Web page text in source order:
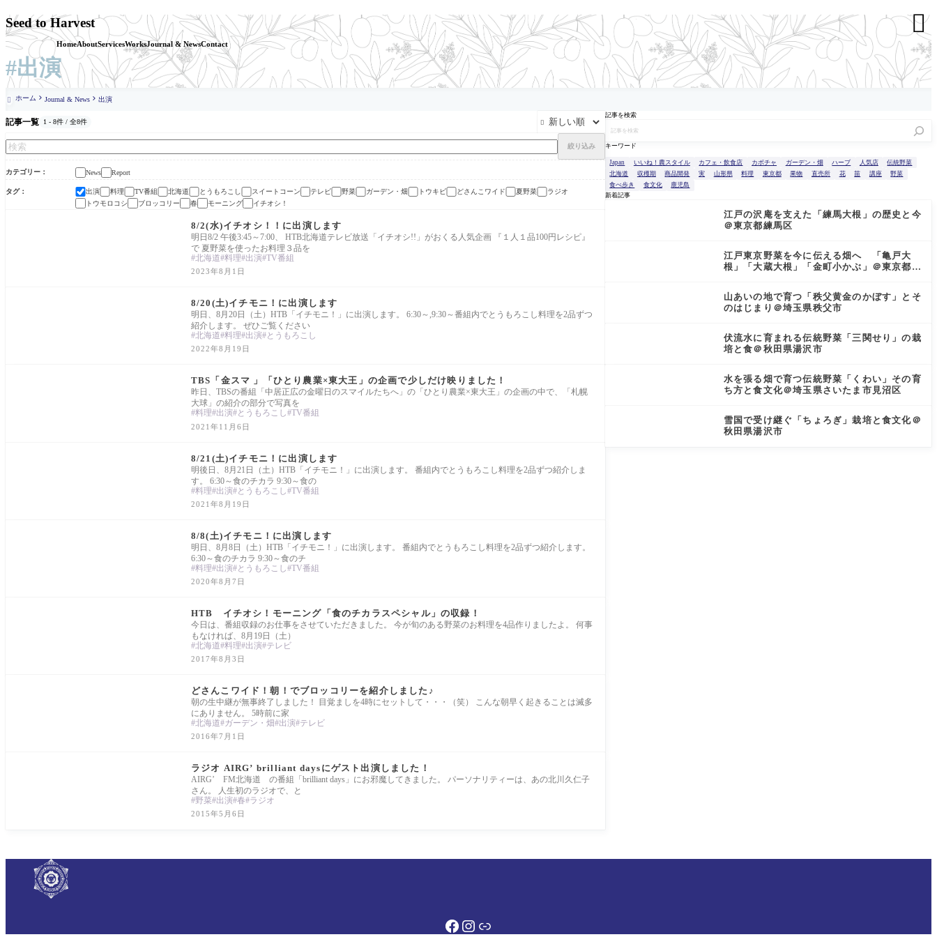
#出演
Seed to Harvest
HomeAboutServicesWorksJournal & NewsContact

 ホーム Journal & News 出演
記事一覧 1 - 8件 / 全8件 
絞り込み
カテゴリー News Report
タグ 出演 料理 TV番組 北海道 とうもろこし スイートコーン テレビ 野菜 ガーデン・畑 トウキビ どさんこワイド 夏野菜
ラジオ
トウモロコシ
ブロッコリー 春 モーニング イチオシ！
News
8/2(水)イチオシ！！に出演します
明日8/2 午後3:45～7:00、 HTB北海道テレビ放送「イチオシ!!」がおくる人気企画 『１人１品100円レシピ』
で 夏野菜を使ったお料理３品を
北海道 料理 出演 TV番組
2023年8月1日
8/20(土)イチモニ！に出演します
明日、8月20日（土）HTB「イチモニ！」に出演します。 6:30～,9:30～番組内でとうもろこし料理を2品ずつ
紹介します。 ぜひご覧ください
北海道 料理 出演 とうもろこし
2022年8月19日
TBS「金スマ 」「ひとり農業×東大王」の企画で少しだけ映りました！
昨日、TBSの番組「中居正広の金曜日のスマイルたちへ」の「ひとり農業×東大王」の企画の中で、「札幌
大球」の紹介の部分で写真を
料理 出演 とうもろこし TV番組
2021年11月6日
8/21(土)イチモニ！に出演します
明後日、8月21日（土）HTB「イチモニ！」に出演します。 番組内でとうもろこし料理を2品ずつ紹介しま
す。 6:30～食のチカラ 9:30～食の
料理 出演 とうもろこし TV番組
2021年8月19日
8/8(土)イチモニ！に出演します
明日、8月8日（土）HTB「イチモニ！」に出演します。 番組内でとうもろこし料理を2品ずつ紹介します。
6:30～食のチカラ 9:30～食のチ
料理 出演 とうもろこし TV番組
2020年8月7日
HTB イチオシ！モーニング「食のチカラスペシャル」の収録！
今日は、番組収録のお仕事をさせていただきました。 今が旬のある野菜のお料理を4品作りましたよ。 何事
もなければ、8月19日（土）
北海道 料理 出演 テレビ
2017年8月3日
どさんこワイド！朝！でブロッコリーを紹介しました♪
朝の生中継が無事終了しました！ 目覚ましを4時にセットして・・・（笑） こんな朝早く起きることは滅多
にありません。 5時前に家
北海道 ガーデン・畑 出演 テレビ
2016年7月1日
ラジオ AIRG’ brilliant daysにゲスト出演しました！
AIRG’ FM北海道 の番組「brilliant days」にお邪魔してきました。 パーソナリティーは、あの北川久仁子
さん。 人生初のラジオで、と
野菜 出演 春 ラジオ
2015年5月6日
記事を検索
キーワード
Japan いいね！農スタイル カフェ・飲食店 カボチャ ガーデン・畑 ハーブ 人気店
伝統野菜
北海道
収穫期 商品開発 実 山形県 料理 東京都 果物 直売所 花 苗 講座
野菜
食べ歩き
食文化
鹿児島
新着記事
江戸の沢庵を支えた「練馬大根」の歴史と今
＠東京都練馬区
江戸東京野菜を今に伝える畑へ 「亀戸大
根」「大蔵大根」「金町小かぶ」＠東京都小
山あいの地で育つ「秩父黄金のかぼす」とそ
のはじまり＠埼玉県秩父市
伏流水に育まれる伝統野菜「三関せり」の栽
培と食＠秋田県湯沢市
水を張る畑で育つ伝統野菜「くわい」その育
ち方と食文化＠埼玉県さいたま市見沼区
雪国で受け継ぐ「ちょろぎ」栽培と食文化＠
秋田県湯沢市